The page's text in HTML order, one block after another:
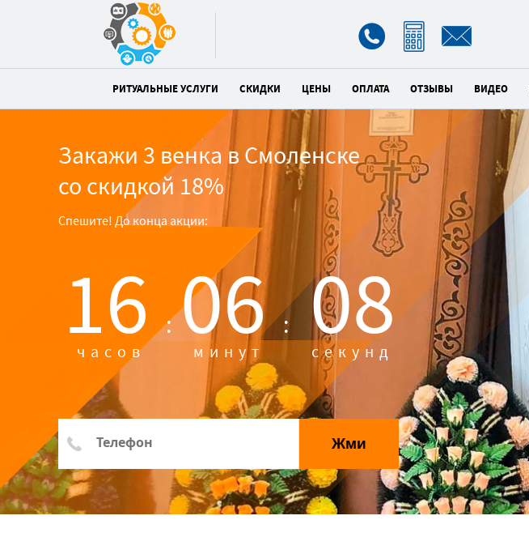
РИТУАЛЬНЫЕ УСЛУГИ СКИДКИ ЦЕНЫ ОПЛАТА ОТЗЫВЫ ВИДЕО
Закажи 3 венка в Смоленске
со скидкой 18%
Спешите! До конца акции:
16 :
часов 06 :
минут 06
секунд
Жми